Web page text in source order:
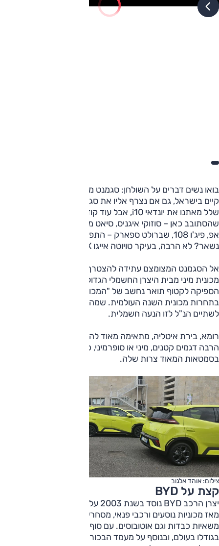
בואו נשים דברים על השולחן: סגמנט מכוניות המיני כמעט ואינו
קיים בישראל, גם אם נצרף אליו את סגמנט הפנאי מיני... ארדואן
שלל מאתנו את יונדאי i10, אבל עוד קודם לכן, שפע הדגמים
אפ, פיג'ו 108, שברולט ספארק – התפוגג לו במהלך השנים. מה
נשאר? לא הרבה, בעיקר טויוטה אייגו X, קיה פיקנטו.
אל הסגמנט המצומצם עתידה להצטרף ממש בקרוב, כבר ביולי,
הספיקה לקטוף תואר נחשב של "המכונית העירונית הנבחרת"
בתחרות מכונית השנה העולמית. שמה 'דולפין סרף' ובניגוד
לשתיים הנ"ל לזו הנעה חשמלית.
רומא, בירת איטליה, מתאימה מאוד להשקה של מכונית כזאת –
הרבה דגמים קטנים, מיני או סופרמיני, כאלה שממש מתבקשים
בסמטאות המאוד צרות שלה.
צילום: אוהד אלגוב
קצת על BYD
מאז מכוניות נוסעים ורכבי פנאי, מסחריות קטנות וגדולות,
בגודלו בעולם, ובנוסף על מעמד הבכורה בתחום החשמלי הוא